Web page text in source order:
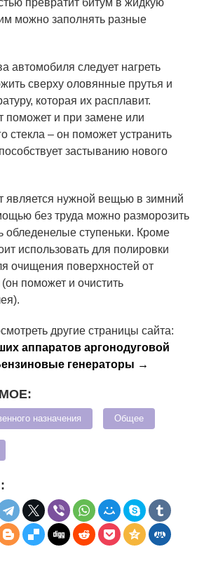
превратит битум в жидкую
можно заполнять разные
автомобиля следует нагреть
сверху оловянные прутья и
которая их расплавит.
поможет и при замене или
стекла – он поможет устранить
застыванию нового
является нужной вещью в зимний
без труда можно разморозить
обледенелые ступеньки. Кроме
использовать для полировки
очищения поверхностей от
поможет и очистить
другие страницы сайта:
аппаратов аргонодуговой
генераторы →
назначения Общее